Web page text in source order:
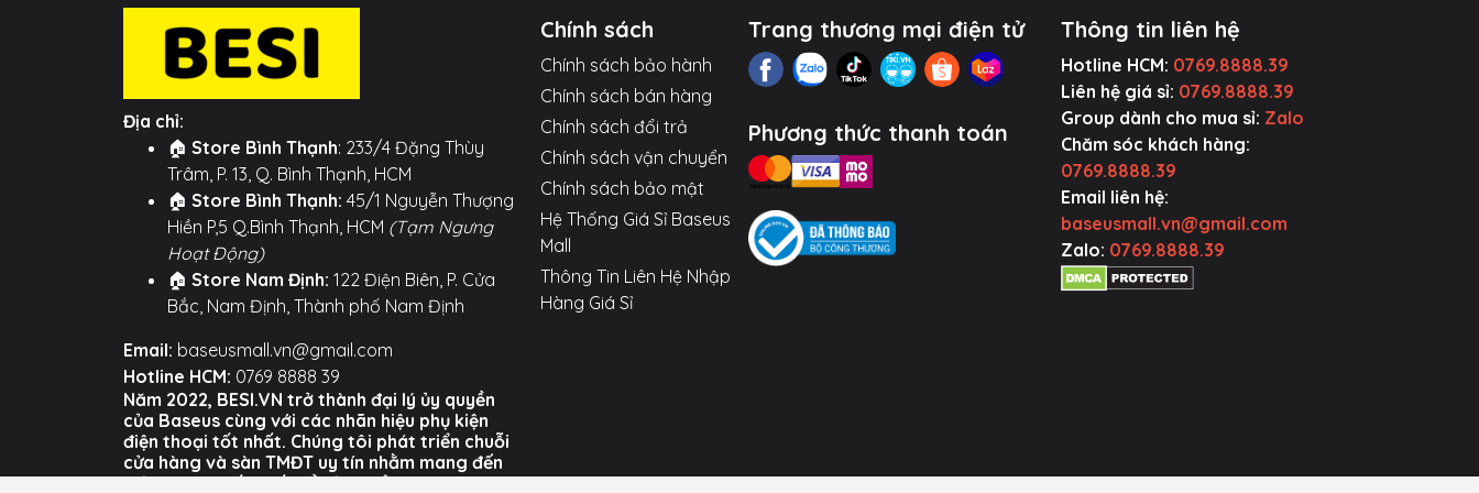
Sang Ln, Tản Nhiệt BCT, 8 Lớp Bảo Vệ
Công
suất
20W
Kèm
cáp
Type-C to Ln
Trọng
lượng
38.8g
Input AC100-240V, 50/60Hz, 0.6A Max.
Output
Địa chỉ:
🏠 Store Bình Thạnh: 233/4 Đặng Thùy
Trâm, P. 13, Q. Bình Thạnh, HCM
🏠 Store Bình Thạnh: 45/1 Nguyễn Thượng
Hiền P,5 Q.Bình Thạnh, HCM (Tạm Ngưng
Hoạt Động)
🏠 Store Nam Định: 122 Điện Biên, P. Cửa
Bắc, Nam Định, Thành phố Nam Định
Email: baseusmall.vn@gmail.com
Hotline HCM: 0769 8888 39
Năm 2022, BESI.VN trở thành đại lý ủy quyền
của Baseus cùng với các nhãn hiệu phụ kiện
điện thoại tốt nhất. Chúng tôi phát triển chuỗi
cửa hàng và sàn TMĐT uy tín nhằm mang đến
trải nghiệm tốt nhất về sản phẩm và dịch vụ
Chính sách
Chính sách bảo hành
Chính sách bán hàng
Chính sách đổi trả
Chính sách vận chuyển
Chính sách bảo mật
Hệ Thống Giá Sỉ Baseus
Mall
Thông Tin Liên Hệ Nhập
Hàng Giá Sỉ
Trang thương mại điện tử
Phương thức thanh toán
Thông tin liên hệ
Hotline HCM: 0769.8888.39
Liên hệ giá sỉ: 0769.8888.39
Group dành cho mua sỉ: Zalo
Chăm sóc khách hàng:
0769.8888.39
Email liên hệ:
baseusmall.vn@gmail.com
Zalo: 0769.8888.39